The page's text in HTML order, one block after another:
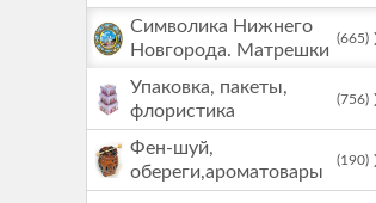
Символика Нижнего
Новгорода. Матрешки
(665)
Упаковка, пакеты,
флористика
(756)
Фен-шуй,
обереги,ароматовары
(190)